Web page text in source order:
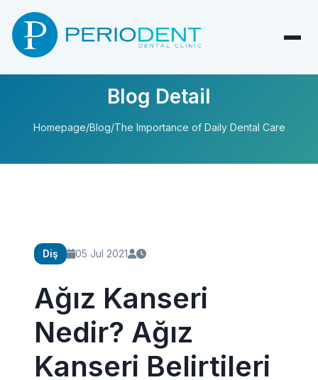
Blog Detail
Homepage/Blog/The Importance of Daily Dental Care
Diş 05 Jul 2021
Ağız Kanseri
Nedir? Ağız
Kanseri Belirtileri